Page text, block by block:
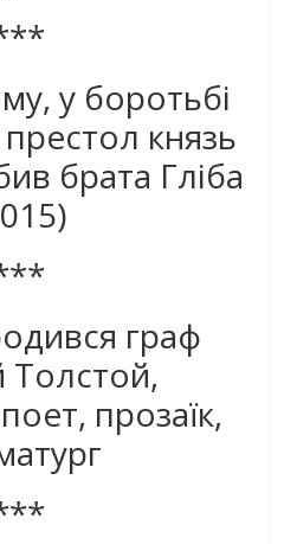
у боротьбі
престол князь
брата Гліба
граф
Толстой,
прозаїк,